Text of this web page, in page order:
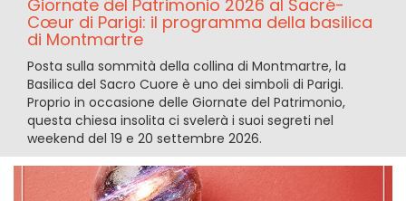
Giornate del Patrimonio 2026 al Sacré-
Cœur di Parigi: il programma della basilica
di Montmartre
Posta sulla sommità della collina di Montmartre, la
Basilica del Sacro Cuore è uno dei simboli di Parigi.
Proprio in occasione delle Giornate del Patrimonio,
questa chiesa insolita ci svelerà i suoi segreti nel
weekend del 19 e 20 settembre 2026.